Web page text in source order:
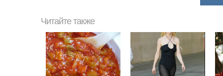
Читайте также